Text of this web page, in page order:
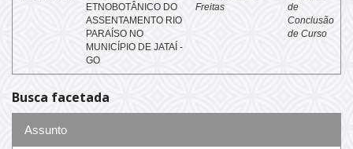
ETNOBOTÂNICO DO
ASSENTAMENTO RIO
PARAÍSO NO
MUNICÍPIO DE JATAÍ -
GO
Freitas
de
Conclusão
de Curso
Busca facetada
Assunto